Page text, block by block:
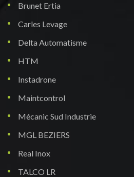
Brunet Ertia
Carles Levage
Delta Automatisme
HTM
Instadrone
Maintcontrol
Mécanic Sud Industrie
MGL BEZIERS
Real Inox
TALCO LR